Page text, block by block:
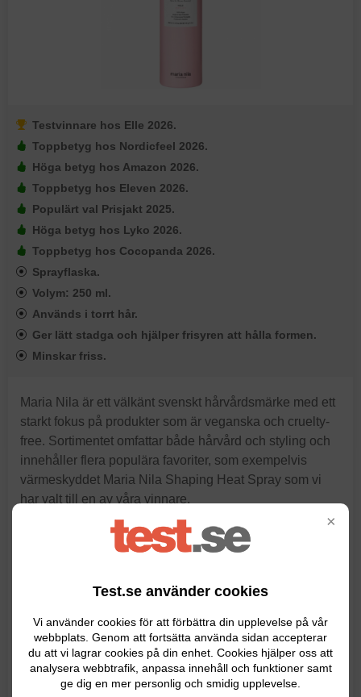
×
Test.se använder cookies
Vi använder cookies för att förbättra din upplevelse på vår
webbplats. Genom att fortsätta använda sidan accepterar
du att vi lagrar cookies på din enhet. Cookies hjälper oss att
analysera webbtrafik, anpassa innehåll och funktioner samt
ge dig en mer personlig och smidig upplevelse.
Testvinnare hos Elle 2026.
Toppbetyg hos Nordicfeel 2026.
Höga betyg hos Amazon 2026.
Toppbetyg hos Eleven 2026.
Populärt val Prisjakt 2025.
Höga betyg hos Lyko 2026.
Toppbetyg hos Cocopanda 2026.
Sprayflaska.
Volym: 250 ml.
Används i torrt hår.
Ger lätt stadga och hjälper frisyren att hålla formen.
Minskar friss.
Maria Nila är ett välkänt svenskt hårvårdsmärke med ett
starkt fokus på produkter som är veganska och cruelty-
free. Sortimentet omfattar både hårvård och styling och
innehåller flera populära favoriter, som exempelvis
värmeskyddet Maria Nila Shaping Heat Spray som vi
har valt till en av våra vinnare.
Detta värmeskydd från Maria Nila utsågs till det mest
lättapplicerade värmeskyddet på marknaden av Elle år
effektivt värmeskydd som hjälper frisyren att hålla
värmeskyddet vårdande ingredienser och lämnar ditt hår
glansigt och mjukt.
« Läs hela recensionen här »